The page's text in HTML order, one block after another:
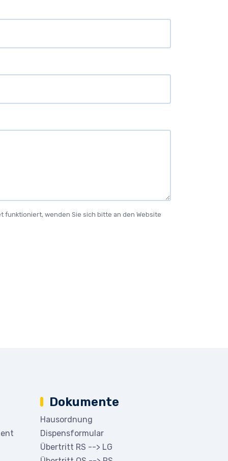
funktioniert, wenden Sie sich bitte an den Website
Dokumente
Hausordnung
Dispensformular
Übertritt RS --> LG